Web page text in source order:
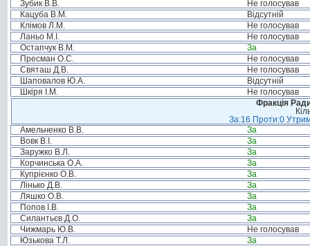
Зубик В.В.
Не голосував
Кацуба В.М.
Відсутній
Клімов Л.М.
Не голосував
Ланьо М.І.
Не голосував
Остапчук В.М.
За
Пресман О.С.
Не голосував
Святаш Д.В.
Не голосував
Шаповалов Ю.А.
Відсутній
Шкіря І.М.
Не голосував
Фракція
За:16 Проти:0
Амельченко В.В.
За
Вовк В.І.
За
Заружко В.Л.
За
Корчинська О.А.
За
Купрієнко О.В.
За
Лінько Д.В.
За
Ляшко О.В.
За
Попов І.В.
За
Силантьєв Д.О.
За
Чижмарь Ю.В.
Не голосував
Юзькова Т.Л.
За